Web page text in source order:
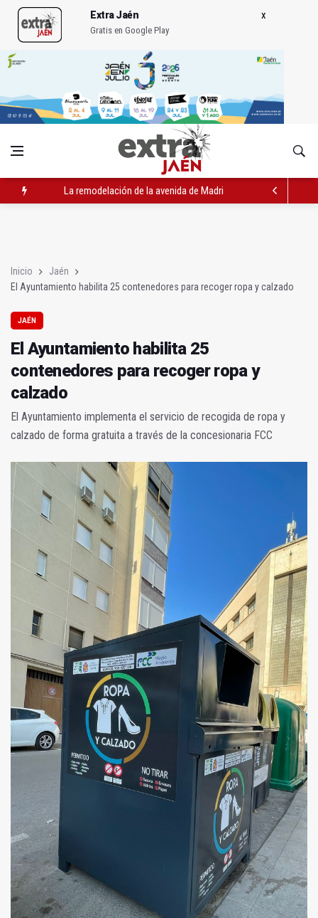
Extra Jaén
Gratis en Google Play
La remodelación de la avenida de Madrid contará con 3,2
Inicio
Jaén
El Ayuntamiento habilita 25 contenedores para recoger ropa y calzado
JAÉN
El Ayuntamiento habilita 25
contenedores para recoger ropa y
calzado
El Ayuntamiento implementa el servicio de recogida de ropa y
calzado de forma gratuita a través de la concesionaria FCC